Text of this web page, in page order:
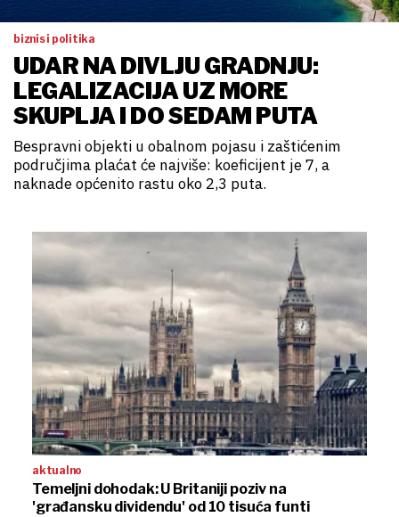
biznis i politika
UDAR NA DIVLJU GRADNJU:
LEGALIZACIJA UZ MORE
SKUPLJA I DO SEDAM PUTA
Bespravni objekti u obalnom pojasu i zaštićenim
područjima plaćat će najviše: koeficijent je 7, a
naknade općenito rastu oko 2,3 puta.
aktualno
Temeljni dohodak: U Britaniji poziv na
'građansku dividendu' od 10 tisuća funti